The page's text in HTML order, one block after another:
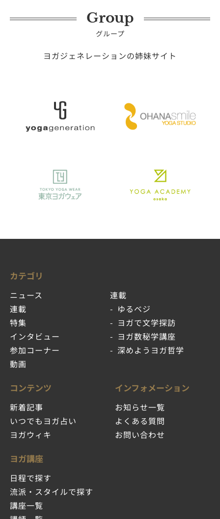
Group
グループ
ヨガジェネレーションの姉妹サイト
カテゴリ
ニュース
連載
特集
インタビュー
参加コーナー
動画
連載
ゆるベジ
ヨガで文学探訪
ヨガ数秘学講座
深めようヨガ哲学
コンテンツ
新着記事
いつでもヨガ占い
ヨガウィキ
ヨガ講座
日程で探す
流派・スタイルで探す
講座一覧
インフォメーション
お知らせ一覧
よくある質問
お問い合わせ